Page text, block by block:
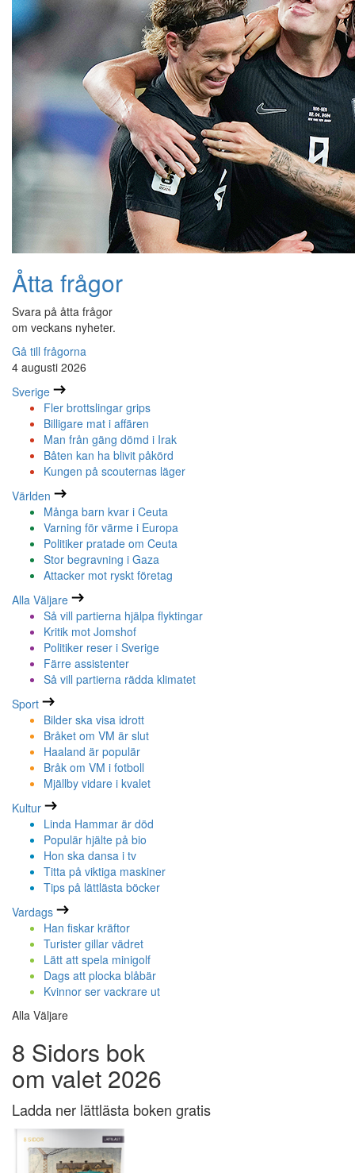
Åtta frågor
Svara på åtta frågor
om veckans nyheter.
Gå till frågorna
4 augusti 2026
Sverige
Fler brottslingar grips
Billigare mat i affären
Man från gäng dömd i Irak
Båten kan ha blivit påkörd
Kungen på scouternas läger
Världen
Många barn kvar i Ceuta
Varning för värme i Europa
Politiker pratade om Ceuta
Stor begravning i Gaza
Attacker mot ryskt företag
Alla Väljare
Så vill partierna hjälpa flyktingar
Kritik mot Jomshof
Politiker reser i Sverige
Färre assistenter
Så vill partierna rädda klimatet
Sport
Bilder ska visa idrott
Bråket om VM är slut
Haaland är populär
Bråk om VM i fotboll
Mjällby vidare i kvalet
Kultur
Linda Hammar är död
Populär hjälte på bio
Hon ska dansa i tv
Titta på viktiga maskiner
Tips på lättlästa böcker
Vardags
Han fiskar kräftor
Turister gillar vädret
Lätt att spela minigolf
Dags att plocka blåbär
Kvinnor ser vackrare ut
Alla Väljare
8 Sidors bok
om valet 2026
Ladda ner lättlästa boken gratis